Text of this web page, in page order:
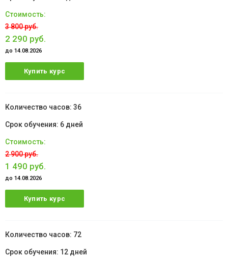
3 800 руб.
2 290 руб.
до 14.08.2026
Купить курс
36
6 дней
2 900 руб.
1 490 руб.
до 14.08.2026
Купить курс
72
12 дней